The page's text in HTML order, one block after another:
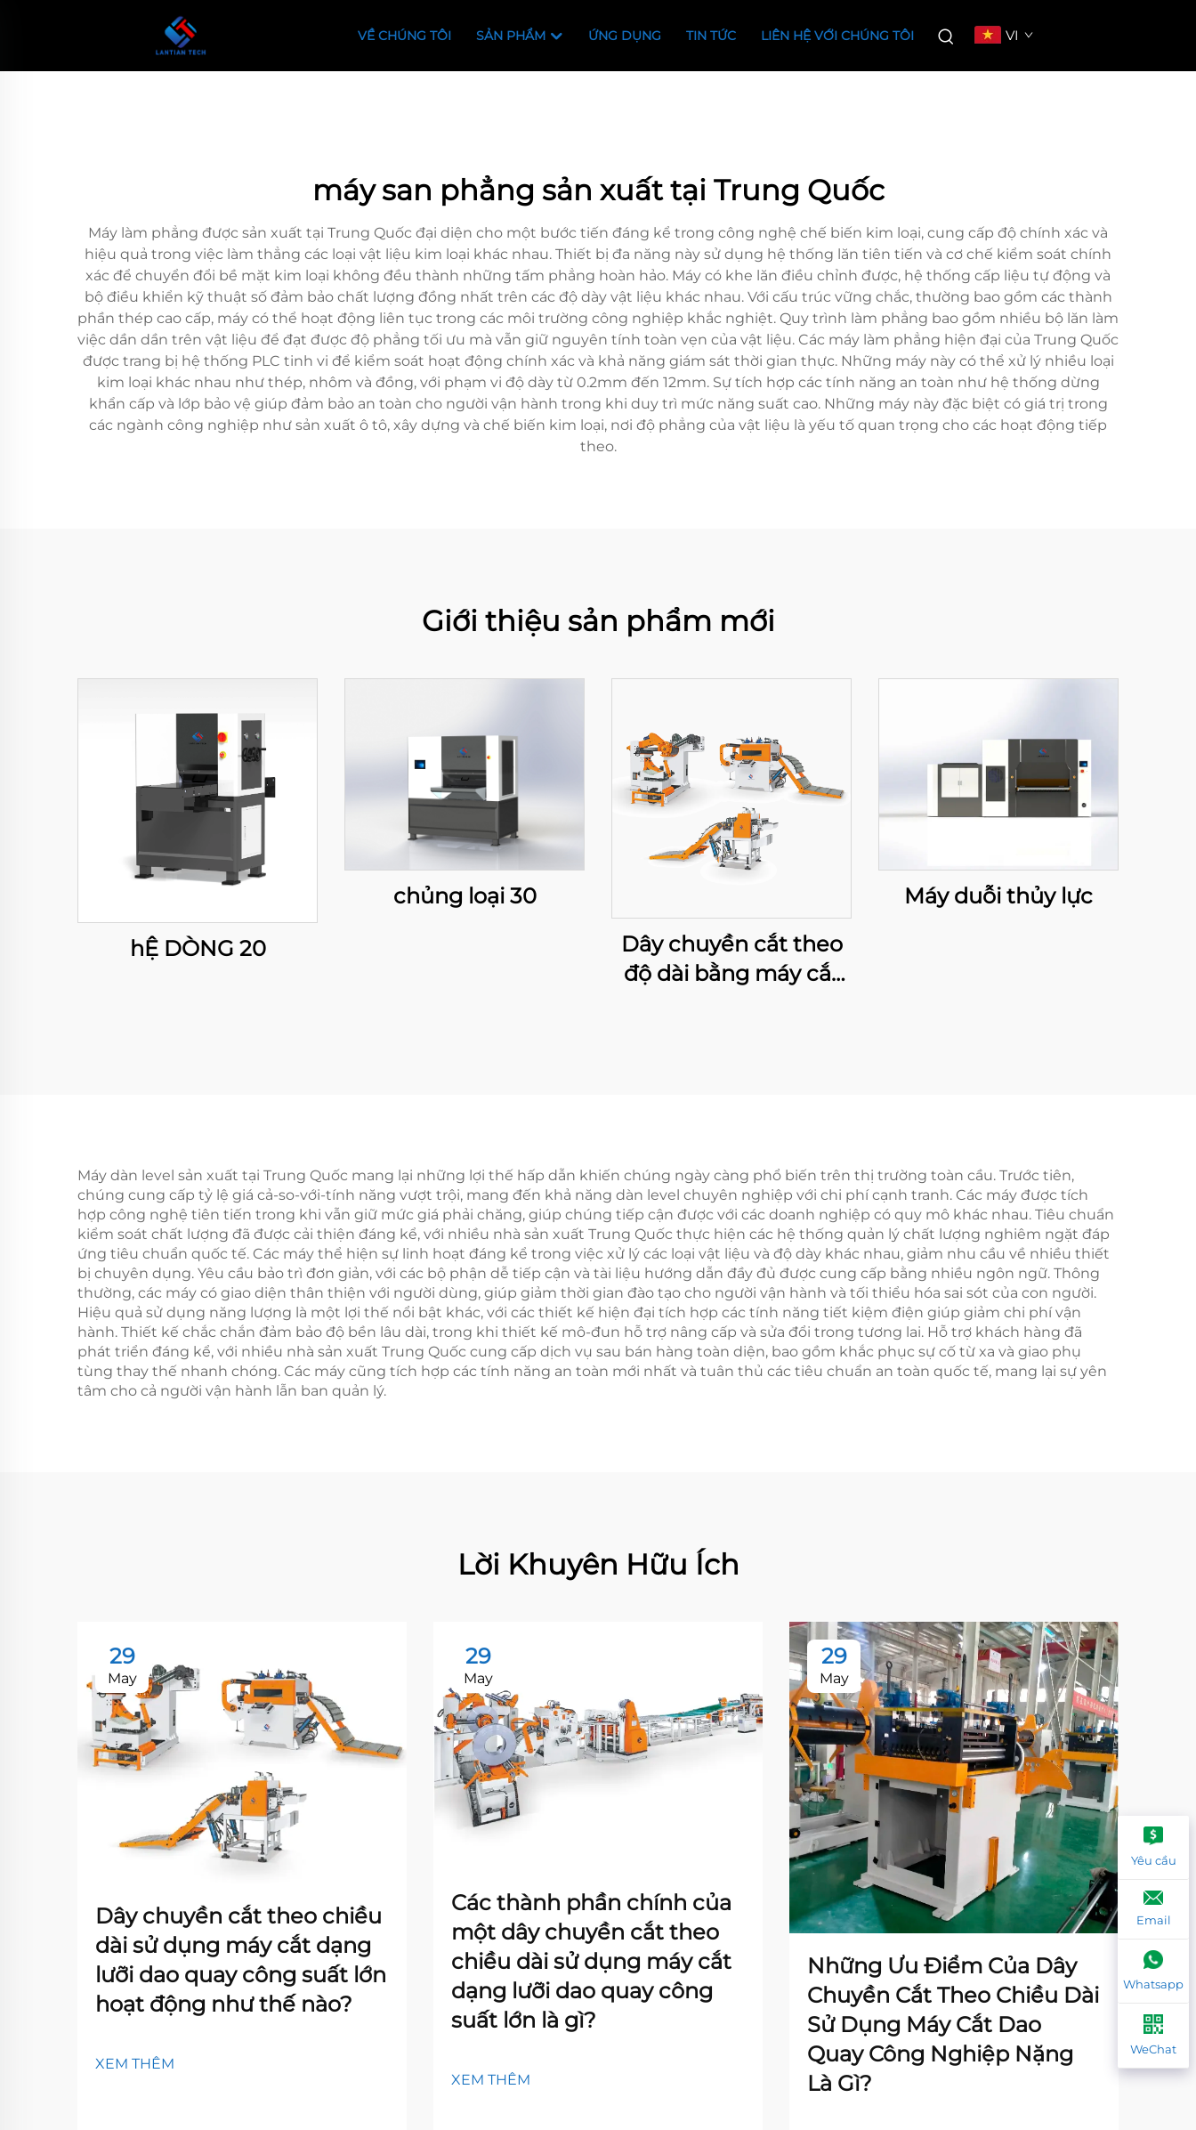
VỀ CHÚNG TÔI SẢN PHẨM ỨNG DỤNG TIN TỨC LIÊN HỆ VỚI CHÚNG TÔI VI
máy san phẳng sản xuất tại Trung Quốc
Máy làm phẳng được sản xuất tại Trung Quốc đại diện cho một bước tiến đáng kể trong công nghệ chế biến kim loại, cung cấp độ chính xác và
hiệu quả trong việc làm thẳng các loại vật liệu kim loại khác nhau. Thiết bị đa năng này sử dụng hệ thống lăn tiên tiến và cơ chế kiểm soát chính
xác để chuyển đổi bề mặt kim loại không đều thành những tấm phẳng hoàn hảo. Máy có khe lăn điều chỉnh được, hệ thống cấp liệu tự động và
bộ điều khiển kỹ thuật số đảm bảo chất lượng đồng nhất trên các độ dày vật liệu khác nhau. Với cấu trúc vững chắc, thường bao gồm các thành
phần thép cao cấp, máy có thể hoạt động liên tục trong các môi trường công nghiệp khắc nghiệt. Quy trình làm phẳng bao gồm nhiều bộ lăn làm
việc dần dần trên vật liệu để đạt được độ phẳng tối ưu mà vẫn giữ nguyên tính toàn vẹn của vật liệu. Các máy làm phẳng hiện đại của Trung Quốc
được trang bị hệ thống PLC tinh vi để kiểm soát hoạt động chính xác và khả năng giám sát thời gian thực. Những máy này có thể xử lý nhiều loại
kim loại khác nhau như thép, nhôm và đồng, với phạm vi độ dày từ 0.2mm đến 12mm. Sự tích hợp các tính năng an toàn như hệ thống dừng
khẩn cấp và lớp bảo vệ giúp đảm bảo an toàn cho người vận hành trong khi duy trì mức năng suất cao. Những máy này đặc biệt có giá trị trong
các ngành công nghiệp như sản xuất ô tô, xây dựng và chế biến kim loại, nơi độ phẳng của vật liệu là yếu tố quan trọng cho các hoạt động tiếp
theo.
Giới thiệu sản phẩm mới
hỆ DÒNG 20
chủng loại 30
Dây chuyền cắt theo
độ dài bằng máy cắt
Máy duỗi thủy lực
Máy dàn level sản xuất tại Trung Quốc mang lại những lợi thế hấp dẫn khiến chúng ngày càng phổ biến trên thị trường toàn cầu. Trước tiên,
chúng cung cấp tỷ lệ giá cả-so-với-tính năng vượt trội, mang đến khả năng dàn level chuyên nghiệp với chi phí cạnh tranh. Các máy được tích
hợp công nghệ tiên tiến trong khi vẫn giữ mức giá phải chăng, giúp chúng tiếp cận được với các doanh nghiệp có quy mô khác nhau. Tiêu chuẩn
kiểm soát chất lượng đã được cải thiện đáng kể, với nhiều nhà sản xuất Trung Quốc thực hiện các hệ thống quản lý chất lượng nghiêm ngặt đáp
ứng tiêu chuẩn quốc tế. Các máy thể hiện sự linh hoạt đáng kể trong việc xử lý các loại vật liệu và độ dày khác nhau, giảm nhu cầu về nhiều thiết
bị chuyên dụng. Yêu cầu bảo trì đơn giản, với các bộ phận dễ tiếp cận và tài liệu hướng dẫn đầy đủ được cung cấp bằng nhiều ngôn ngữ. Thông
thường, các máy có giao diện thân thiện với người dùng, giúp giảm thời gian đào tạo cho người vận hành và tối thiểu hóa sai sót của con người.
Hiệu quả sử dụng năng lượng là một lợi thế nổi bật khác, với các thiết kế hiện đại tích hợp các tính năng tiết kiệm điện giúp giảm chi phí vận
hành. Thiết kế chắc chắn đảm bảo độ bền lâu dài, trong khi thiết kế mô-đun hỗ trợ nâng cấp và sửa đổi trong tương lai. Hỗ trợ khách hàng đã
phát triển đáng kể, với nhiều nhà sản xuất Trung Quốc cung cấp dịch vụ sau bán hàng toàn diện, bao gồm khắc phục sự cố từ xa và giao phụ
tùng thay thế nhanh chóng. Các máy cũng tích hợp các tính năng an toàn mới nhất và tuân thủ các tiêu chuẩn an toàn quốc tế, mang lại sự yên
tâm cho cả người vận hành lẫn ban quản lý.
Lời Khuyên Hữu Ích
29
May
Dây chuyền cắt theo chiều
dài sử dụng máy cắt dạng
lưỡi dao quay công suất lớn
hoạt động như thế nào?
XEM THÊM
29
May
Các thành phần chính của
một dây chuyền cắt theo
chiều dài sử dụng máy cắt
dạng lưỡi dao quay công
suất lớn là gì?
XEM THÊM
29
May
Những Ưu Điểm Của Dây
Chuyền Cắt Theo Chiều Dài
Sử Dụng Máy Cắt Dao
Quay Công Nghiệp Nặng
Là Gì?
Yêu cầu
Email
Whatsapp
WeChat